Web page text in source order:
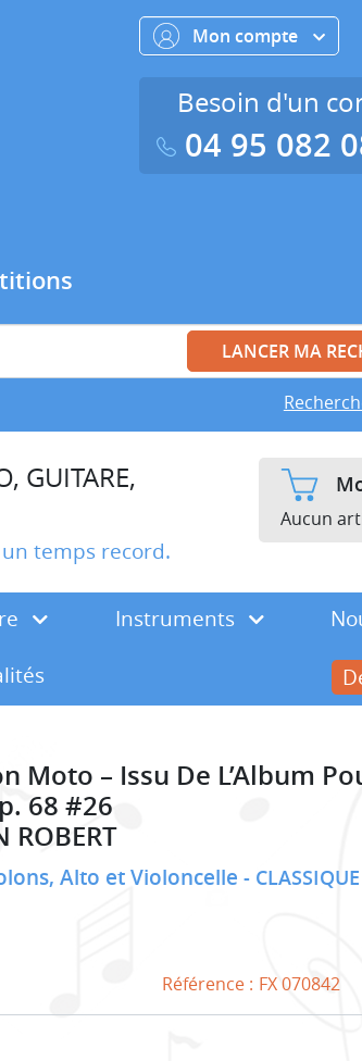
Mon compte
Besoin d'un
04 95 082
GUITARE,
temps record.
Aucun
Instruments
Moto – Issu De L’Album
68 #26
ROBERT
Alto et Violoncelle CLASSIQUE
Référence : FX 070842